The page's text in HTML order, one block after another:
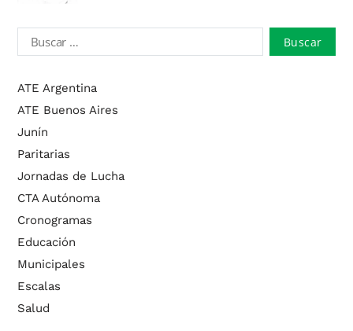
ATE Argentina
ATE Buenos Aires
Junín
Paritarias
Jornadas de Lucha
CTA Autónoma
Cronogramas
Educación
Municipales
Escalas
Salud